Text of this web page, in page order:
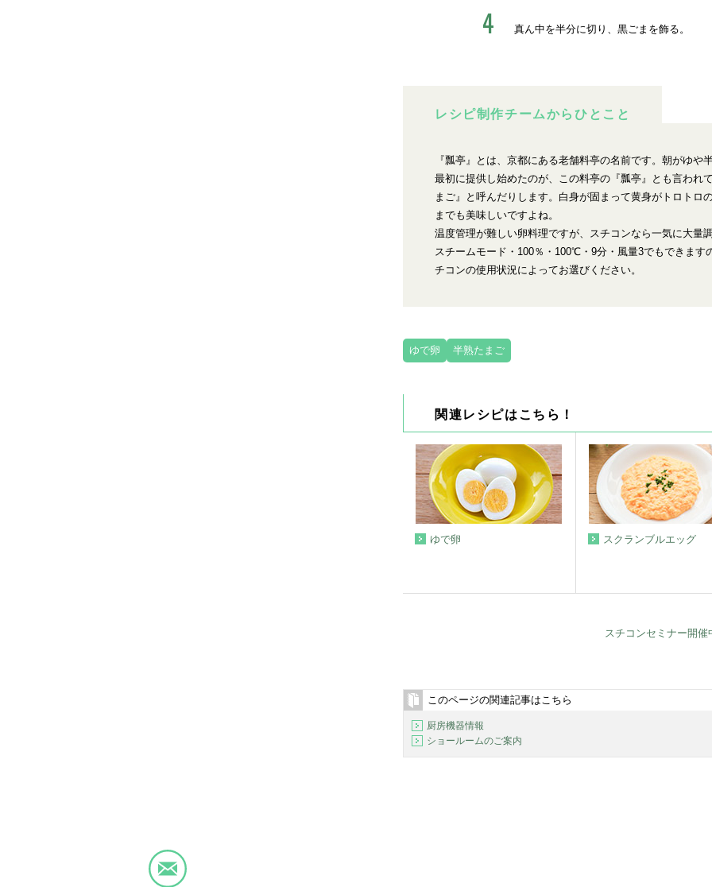
真ん中を半分に切り、黒ごまを飾る。
レシピ制作チームからひとこと
『瓢亭』とは、京都にある老舗料亭の名前です。朝がゆや
最初に提供し始めたのが、この料亭の『瓢亭』とも言われ
まご』と呼んだりします。白身が固まって黄身がトロトロ
までも美味しいですよね。
温度管理が難しい卵料理ですが、スチコンなら一気に大量
スチームモード・100％・100℃・9分・風量3でもできます
チコンの使用状況によってお選びください。
ゆで卵 半熟たまご
関連レシピはこちら！
ゆで卵 スクランブルエッグ
スチコンセミナー開催
このページの関連記事はこちら
厨房機器情報
ショールームのご案内